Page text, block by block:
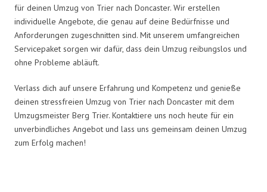
für deinen Umzug von Trier nach Doncaster. Wir erstellen
individuelle Angebote, die genau auf deine Bedürfnisse und
Anforderungen zugeschnitten sind. Mit unserem umfangreichen
Servicepaket sorgen wir dafür, dass dein Umzug reibungslos und
ohne Probleme abläuft.
Verlass dich auf unsere Erfahrung und Kompetenz und genieße
deinen stressfreien Umzug von Trier nach Doncaster mit dem
Umzugsmeister Berg Trier. Kontaktiere uns noch heute für ein
unverbindliches Angebot und lass uns gemeinsam deinen Umzug
zum Erfolg machen!